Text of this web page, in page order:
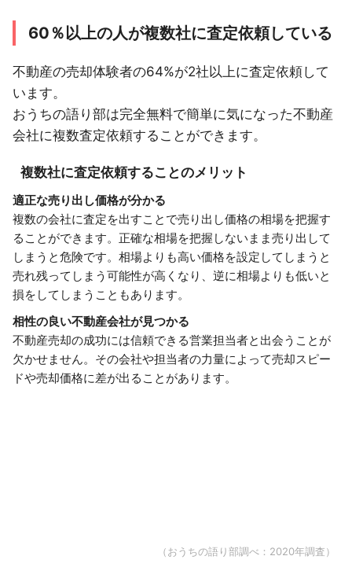
60％以上の人が複数社に査定依頼している
不動産の売却体験者の64%が2社以上に査定依頼して
います。
おうちの語り部は完全無料で簡単に気になった不動産
会社に複数査定依頼することができます。
複数社に査定依頼することのメリット
適正な売り出し価格が分かる
複数の会社に査定を出すことで売り出し価格の相場を把握す
ることができます。正確な相場を把握しないまま売り出して
しまうと危険です。相場よりも高い価格を設定してしまうと
売れ残ってしまう可能性が高くなり、逆に相場よりも低いと
損をしてしまうこともあります。
相性の良い不動産会社が見つかる
不動産売却の成功には信頼できる営業担当者と出会うことが
欠かせません。その会社や担当者の力量によって売却スピー
ドや売却価格に差が出ることがあります。
（おうちの語り部調べ：2020年調査）